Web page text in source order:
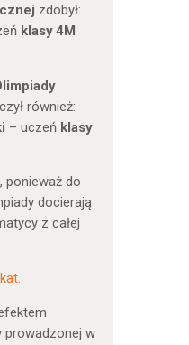
zdobył:
klasy 4M
również:
– uczeń klasy
ponieważ do
docierają
z całej
prowadzonej w